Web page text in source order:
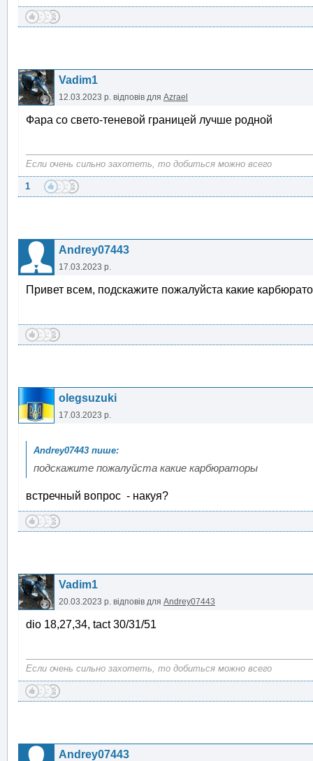
Vadim1
12.03.2023 р. відповів для Azrael
Фара со свето-теневой границей лучше родной
Если очень сильно захотеть, то добиться можно всего
1
Andrey07443
17.03.2023 р.
Привет всем, подскажите пожалуйста какие
olegsuzuki
17.03.2023 р.
подскажите пожалуйста какие карбюраторы
встречный вопрос - накуя?
Vadim1
20.03.2023 р. відповів для Andrey07443
dio 18,27,34, tact 30/31/51
Если очень сильно захотеть, то добиться можно всего
Andrey07443